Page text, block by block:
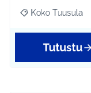
Rajaa tulokset
Koko Tuusula
Tutustu